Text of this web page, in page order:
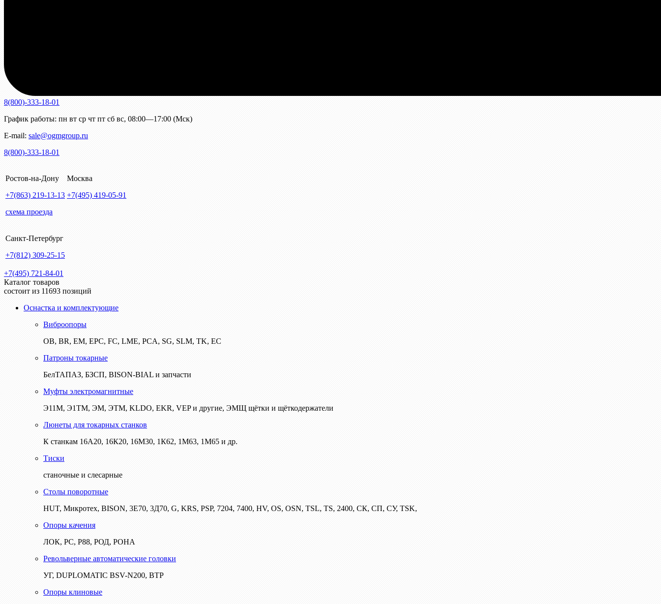
8(800)-333-18-01
График работы: пн вт ср чт пт сб вс, 08:00—17:00 (Мск)
E-mail: sale@ogmgroup.ru
8(800)-333-18-01
Ростов-на-Дону
+7(863) 219-13-13
схема проезда
Москва
+7(495) 419-05-91
Санкт-Петербург
+7(812) 309-25-15
+7(495) 721-84-01
Каталог товаров
состоит из 11693 позиций
Оснастка и комплектующие
Виброопоры
ОВ, BR, EM, EPC, FC, LME, PCA, SG, SLM, TK, EC
Патроны токарные
БелТАПАЗ, БЗСП, BISON-BIAL и запчасти
Муфты электромагнитные
Э11М, Э1ТМ, ЭМ, ЭТМ, KLDO, EKR, VEP и другие, ЭМЩ щётки и щёткодержатели
Люнеты для токарных станков
К станкам 16А20, 16К20, 16М30, 1К62, 1М63, 1М65 и др.
Тиски
станочные и слесарные
Столы поворотные
HUT, Микротех, BISON, 3Е70, 3Д70, G, KRS, PSP, 7204, 7400, HV, OS, OSN, TSL, TS, 2400, СК, СП, СУ, TSK,
Опоры качения
ЛОК, РС, Р88, РОД, РОНА
Револьверные автоматические головки
УГ, DUPLOMATIC BSV-N200, ВТР
Опоры клиновые